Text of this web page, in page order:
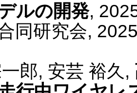
ルの開発,
同研究会,
郎, 安芸 裕久 ,